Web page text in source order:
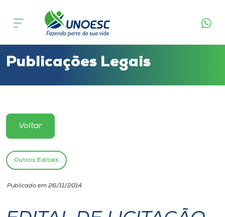
Cursos
Atendimento ao Estudante
Portal de Ensino
Unoesc
Publicações Legais
Voltar
Outros Editais
Publicado em 26/11/2014